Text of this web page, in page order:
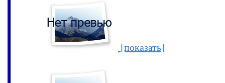
[показать]